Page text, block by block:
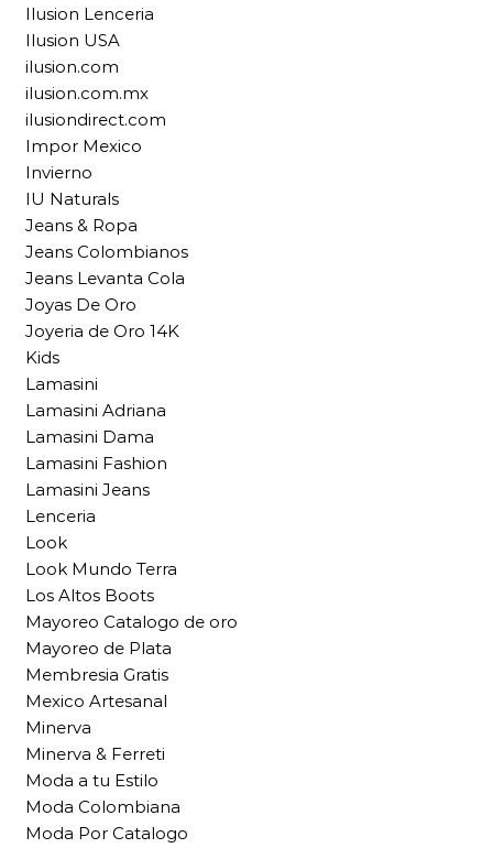
Ilusion Lenceria
Ilusion USA
ilusion.com
ilusion.com.mx
ilusiondirect.com
Impor Mexico
Invierno
IU Naturals
Jeans & Ropa
Jeans Colombianos
Jeans Levanta Cola
Joyas De Oro
Joyeria de Oro 14K
Kids
Lamasini
Lamasini Adriana
Lamasini Dama
Lamasini Fashion
Lamasini Jeans
Lenceria
Look
Look Mundo Terra
Los Altos Boots
Mayoreo Catalogo de oro
Mayoreo de Plata
Membresia Gratis
Mexico Artesanal
Minerva
Minerva & Ferreti
Moda a tu Estilo
Moda Colombiana
Moda Por Catalogo